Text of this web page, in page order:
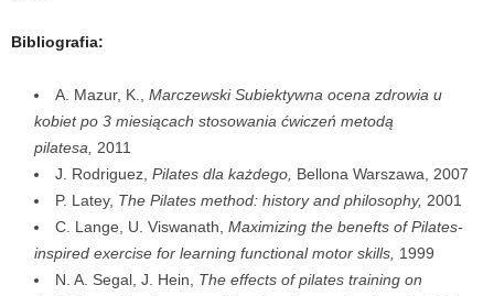
Bibliografia:
A. Mazur, K., Marczewski Subiektywna ocena zdrowia u
kobiet po 3 miesiącach stosowania ćwiczeń metodą
pilatesa, 2011
J. Rodriguez, Pilates dla każdego, Bellona Warszawa, 2007
P. Latey, The Pilates method: history and philosophy, 2001
C. Lange, U. Viswanath, Maximizing the benefts of Pilates-
inspired exercise for learning functional motor skills, 1999
N. A. Segal, J. Hein, The effects of pilates training on